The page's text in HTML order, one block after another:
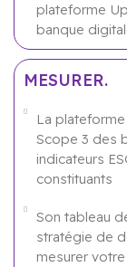
plateforme
banque
MESURER.
La
Scope 3 des
indicateurs
constituants
Son tableau
stratégie de
mesurer